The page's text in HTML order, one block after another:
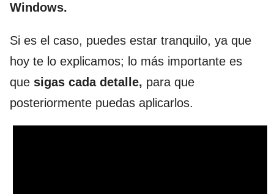
Windows.
Si es el caso, puedes estar tranquilo, ya que
hoy te lo explicamos; lo más importante es
que sigas cada detalle, para que
posteriormente puedas aplicarlos.